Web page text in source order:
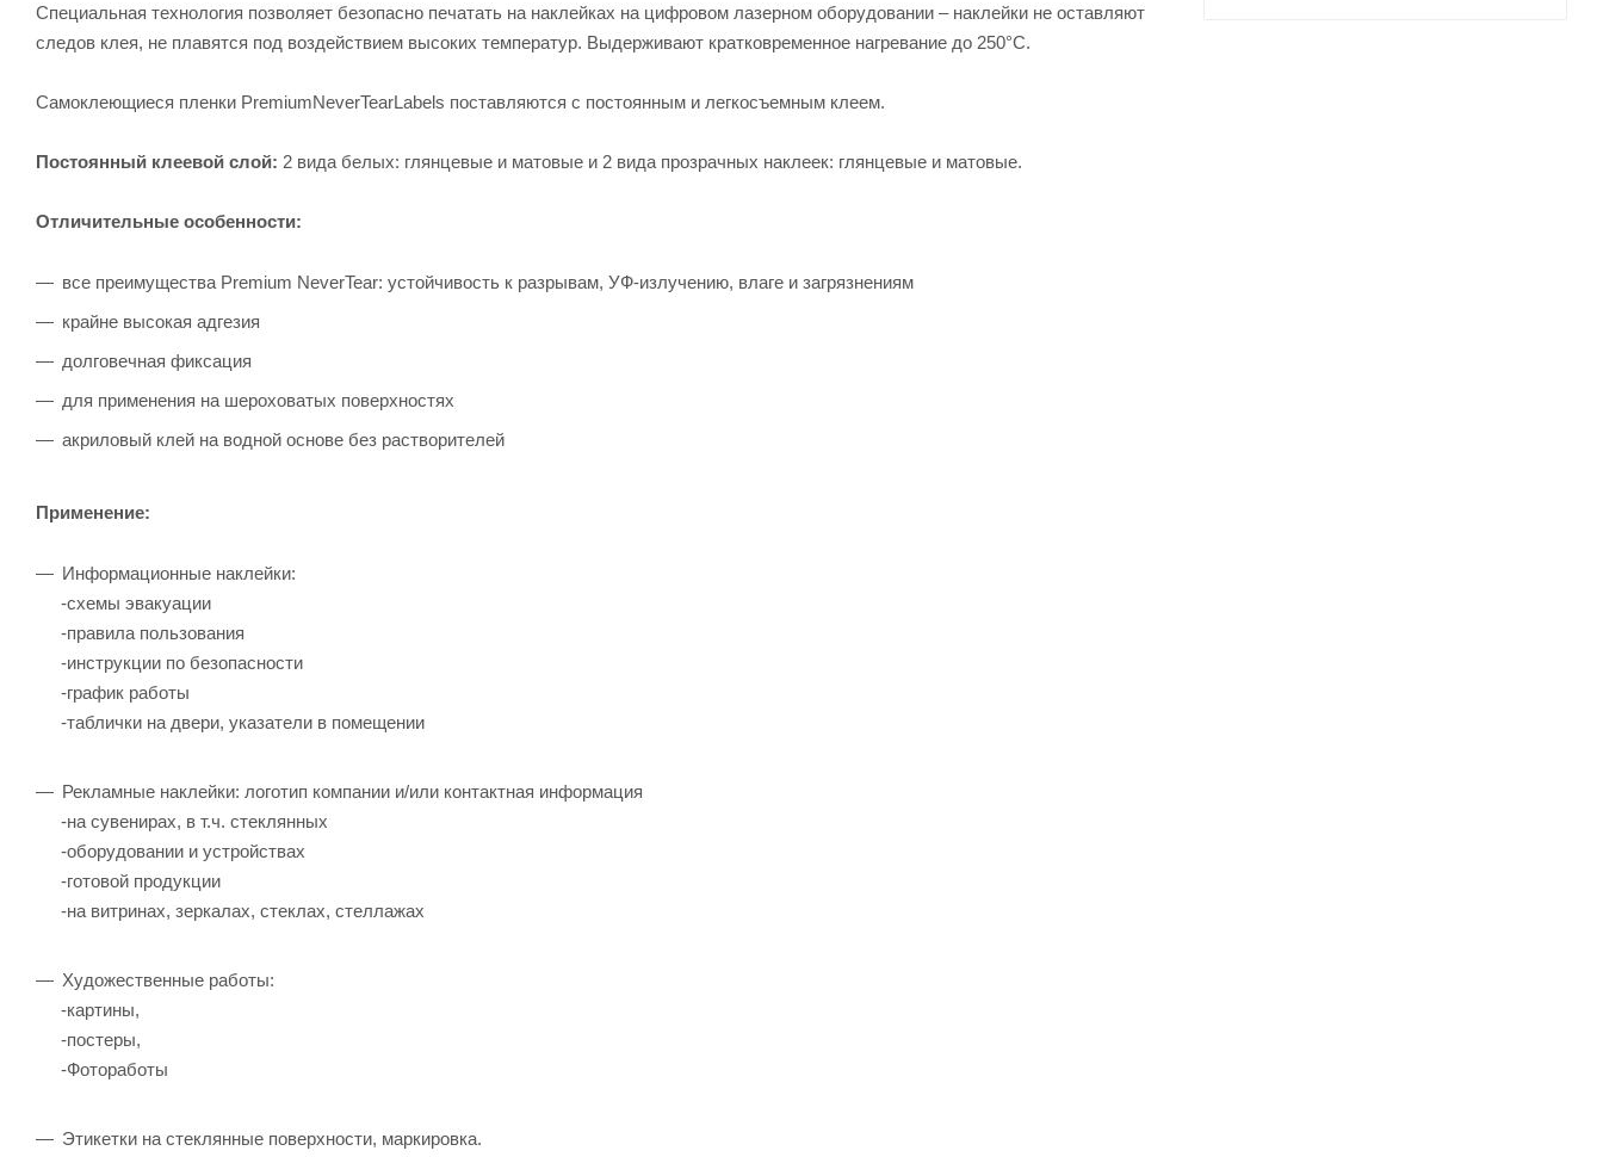
Специальная технология позволяет безопасно печатать на наклейках на цифровом лазерном оборудовании – наклейки не оставляют
следов клея, не плавятся под воздействием высоких температур. Выдерживают кратковременное нагревание до 250°С.
Самоклеющиеся пленки PremiumNeverTearLabels поставляются с постоянным и легкосъемным клеем.
Постоянный клеевой слой: 2 вида белых: глянцевые и матовые и 2 вида прозрачных наклеек: глянцевые и матовые.
Отличительные особенности:
все преимущества Premium NeverTear: устойчивость к разрывам, УФ-излучению, влаге и загрязнениям
крайне высокая адгезия
долговечная фиксация
для применения на шероховатых поверхностях
акриловый клей на водной основе без растворителей
Применение:
Информационные наклейки:
-схемы эвакуации
-правила пользования
-инструкции по безопасности
-график работы
-таблички на двери, указатели в помещении
Рекламные наклейки: логотип компании и/или контактная информация
-на сувенирах, в т.ч. стеклянных
-оборудовании и устройствах
-готовой продукции
-на витринах, зеркалах, стеклах, стеллажах
Художественные работы:
-картины,
-постеры,
-Фотоработы
Этикетки на стеклянные поверхности, маркировка.